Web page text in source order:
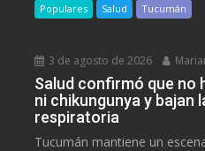
Populares Salud Tucumán
3 de agosto de 2026
Salud confirmó que no
ni chikungunya y bajan
respiratoria
Tucumán mantiene un